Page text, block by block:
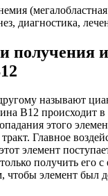
диагностика,
получения
называют
В12 происходит
этого
Главное
элемент
получить его с
чтобы элемент был